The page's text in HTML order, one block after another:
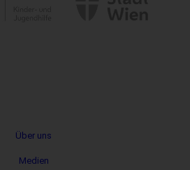
Über uns
Medien